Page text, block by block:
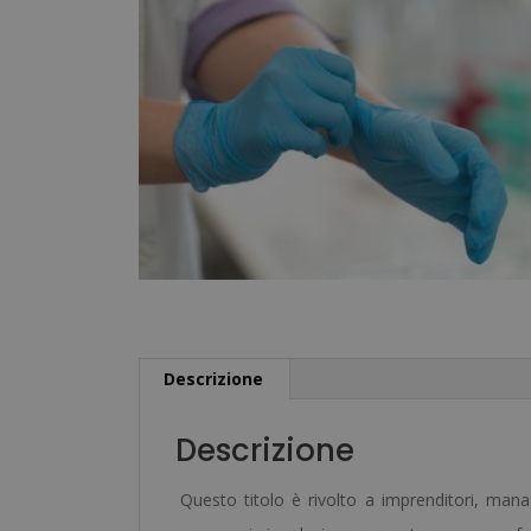
Descrizione
Descrizione
Questo titolo è rivolto a imprenditori,